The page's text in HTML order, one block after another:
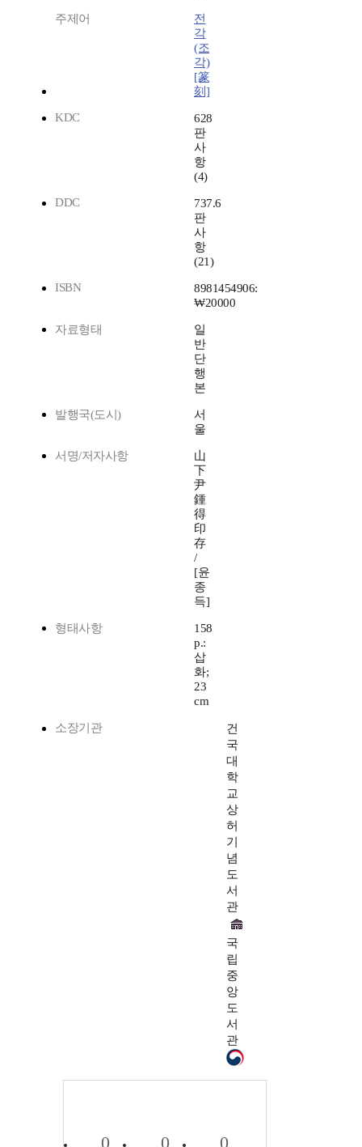
주제어
전
각
(조
각)
[篆
刻]
KDC
628
판
사
항
(4)
DDC
737.6
판
사
항
(21)
ISBN
8981454906:
₩20000
자료형태
일
반
단
행
본
발행국(도시)
서
울
서명/저자사항
山
下
尹
鍾
得
印
存
/
[윤
종
득]
형태사항
158
p.:
삽
화;
23
cm
소장기관
건
국
대
학
교
상
허
기
념
도
서
관
국
립
중
앙
도
서
관
0 0 0